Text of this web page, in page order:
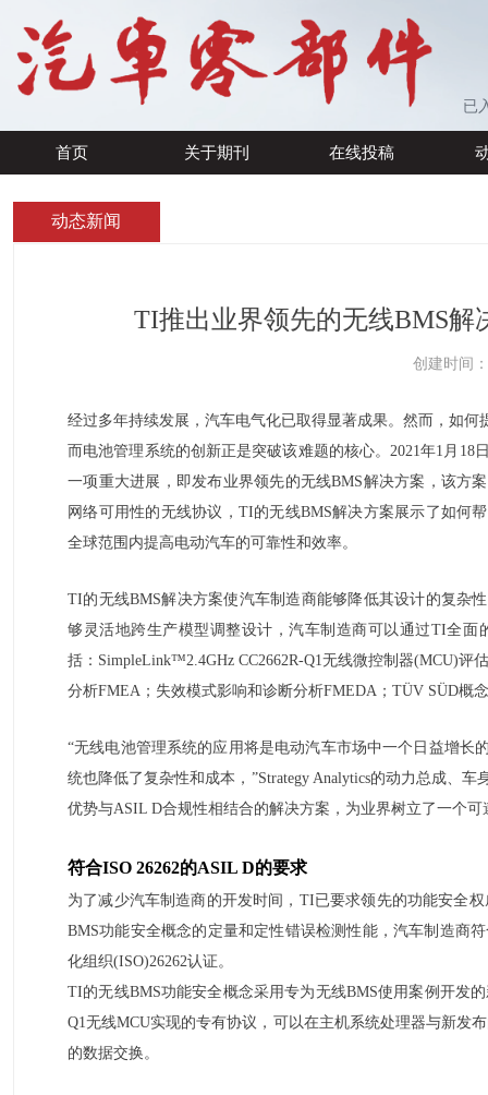
首页 关于期刊 在线投稿
已
TI推出业界领先的无线BMS解
经过多年持续发展，汽车电气化已取得显著成果。然而，如
而电池管理系统的创新正是突破该难题的核心。2021年1月
一项重大进展，即发布业界领先的无线BMS解决方案，该方
网络可用性的无线协议，TI的无线BMS解决方案展示了如何
全球范围内提高电动汽车的可靠性和效率。
TI的无线BMS解决方案使汽车制造商能够降低其设计的复杂
够灵活地跨生产模型调整设计，汽车制造商可以通过TI全面
括：SimpleLink™2.4GHz CC2662R-Q1无线微控制器(MCU)
分析FMEA；失效模式影响和诊断分析FMEDA；TÜV SÜD概
“无线电池管理系统的应用将是电动汽车市场中一个日益增
统也降低了复杂性和成本，”Strategy Analytics的动力总成、
优势与ASIL D合规性相结合的解决方案，为业界树立了一个可
符合ISO 26262的ASIL D的要求
为了减少汽车制造商的开发时间，TI已要求领先的功能安全
BMS功能安全概念的定量和定性错误检测性能，汽车制造商
化组织(ISO)26262认证。
TI的无线BMS功能安全概念采用专为无线BMS使用案例开发
Q1无线MCU实现的专有协议，可以在主机系统处理器与新发
的数据交换。
创建时间：
动态新闻